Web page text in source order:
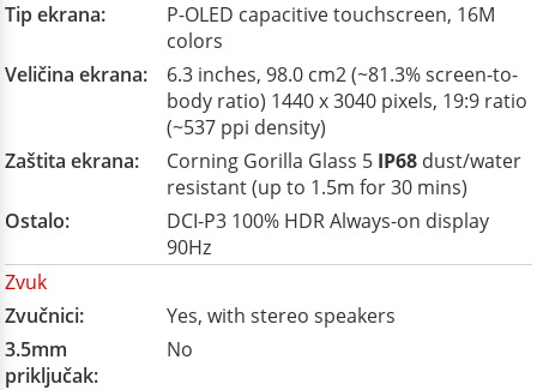
Tip ekrana:
P-OLED capacitive touchscreen, 16M
colors
Veličina ekrana:
6.3 inches, 98.0 cm2 (~81.3% screen-to-
body ratio) 1440 x 3040 pixels, 19:9 ratio
(~537 ppi density)
Zaštita ekrana:
Corning Gorilla Glass 5 IP68 dust/water
resistant (up to 1.5m for 30 mins)
Ostalo:
DCI-P3 100% HDR Always-on display
90Hz
Zvuk
Zvučnici:
Yes, with stereo speakers
3.5mm
priključak:
No